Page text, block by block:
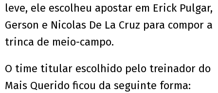
leve, ele escolheu apostar em Erick Pulgar,
Gerson e Nicolas De La Cruz para compor a
trinca de meio-campo.
O time titular escolhido pelo treinador do
Mais Querido ficou da seguinte forma: